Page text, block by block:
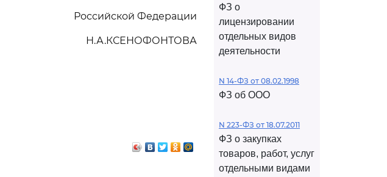
Российской Федерации
Н.А.КСЕНОФОНТОВА
ФЗ о
лицензировании
отдельных видов
деятельности
N 14-ФЗ от 08.02.1998
ФЗ об ООО
N 223-ФЗ от 18.07.2011
ФЗ о закупках
товаров, работ, услуг
отдельными видами